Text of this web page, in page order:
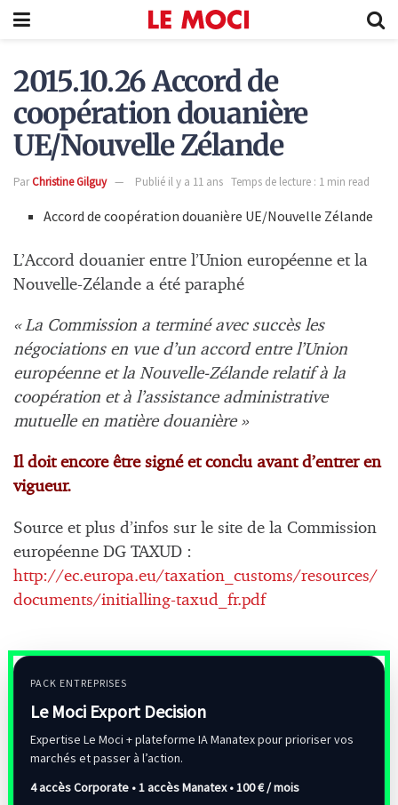
2015.10.26 Accord de
coopération douanière
UE/Nouvelle Zélande
ParChristine Gilguy Publié il y a 11 ans Temps de lecture : 1 min read
Accord de coopération douanière UE/Nouvelle Zélande
L’Accord douanier entre l’Union européenne et la
Nouvelle-Zélande a été paraphé
« La Commission a terminé avec succès les
négociations en vue d’un accord entre l’Union
européenne et la Nouvelle-Zélande relatif à la
coopération et à l’assistance administrative
mutuelle en matière douanière »
Il doit encore être signé et conclu avant d’entrer en
vigueur.
Source et plus d’infos sur le site de la Commission
européenne DG TAXUD :
http://ec.europa.eu/taxation_customs/resources/
documents/initialling-taxud_fr.pdf
PACK ENTREPRISES
Le Moci Export Decision
Expertise Le Moci + plateforme IA Manatex pour prioriser vos
marchés et passer à l’action.
4 accès Corporate • 1 accès Manatex •100 € / mois